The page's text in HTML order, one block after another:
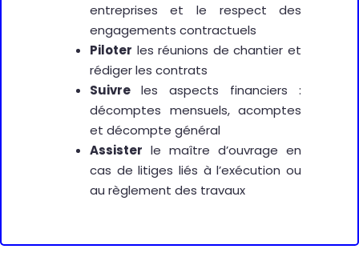
entreprises et le respect des
engagements contractuels
Piloter les réunions de chantier et
rédiger les contrats
Suivre les aspects financiers :
décomptes mensuels, acomptes
et décompte général
Assister le maître d’ouvrage en
cas de litiges liés à l’exécution ou
au règlement des travaux